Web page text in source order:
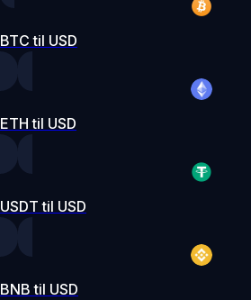
BTC til USD
ETH til USD
USDT til USD
BNB til USD